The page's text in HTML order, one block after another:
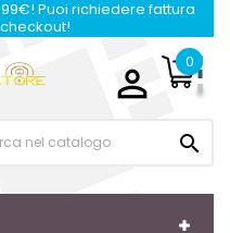
Puoi richiedere fattura

0
